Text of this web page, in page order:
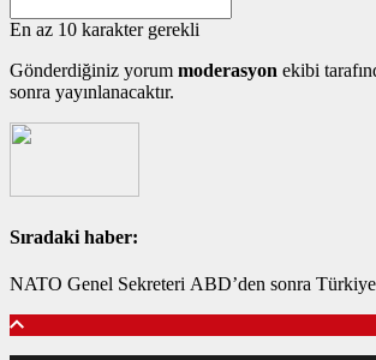
En az 10 karakter gerekli
Gönderdiğiniz yorum moderasyon ekibi
sonra yayınlanacaktır.
Sıradaki haber:
NATO Genel Sekreteri ABD’den sonra